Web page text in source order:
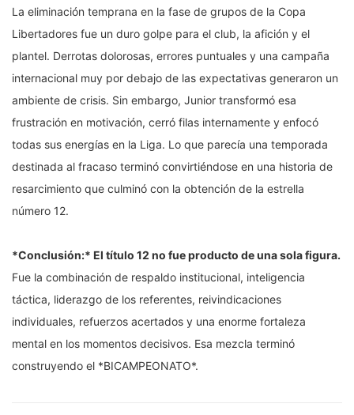
La eliminación temprana en la fase de grupos de la Copa
Libertadores fue un duro golpe para el club, la afición y el
plantel. Derrotas dolorosas, errores puntuales y una campaña
internacional muy por debajo de las expectativas generaron un
ambiente de crisis. Sin embargo, Junior transformó esa
frustración en motivación, cerró filas internamente y enfocó
todas sus energías en la Liga. Lo que parecía una temporada
destinada al fracaso terminó convirtiéndose en una historia de
resarcimiento que culminó con la obtención de la estrella
número 12.
*Conclusión:* El título 12 no fue producto de una sola figura.
Fue la combinación de respaldo institucional, inteligencia
táctica, liderazgo de los referentes, reivindicaciones
individuales, refuerzos acertados y una enorme fortaleza
mental en los momentos decisivos. Esa mezcla terminó
construyendo el *BICAMPEONATO*.